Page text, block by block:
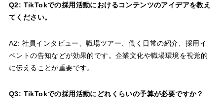
Q2: TikTokでの採用活動におけるコンテンツのアイデアを教え
てください。
A2: 社員インタビュー、職場ツアー、働く日常の紹介、採用イ
ベントの告知などが効果的です。企業文化や職場環境を視覚的
に伝えることが重要です。
Q3: TikTokでの採用活動にどれくらいの予算が必要ですか？